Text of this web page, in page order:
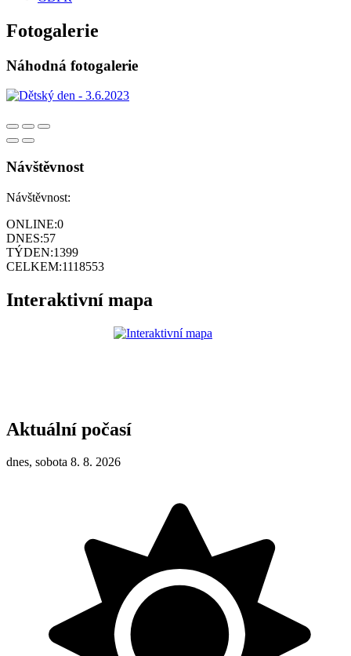
Fotogalerie
Náhodná fotogalerie
Návštěvnost
Návštěvnost:
ONLINE:0
DNES:57
TÝDEN:1399
CELKEM:1118553
Interaktivní mapa
Aktuální počasí
dnes, sobota 8. 8. 2026